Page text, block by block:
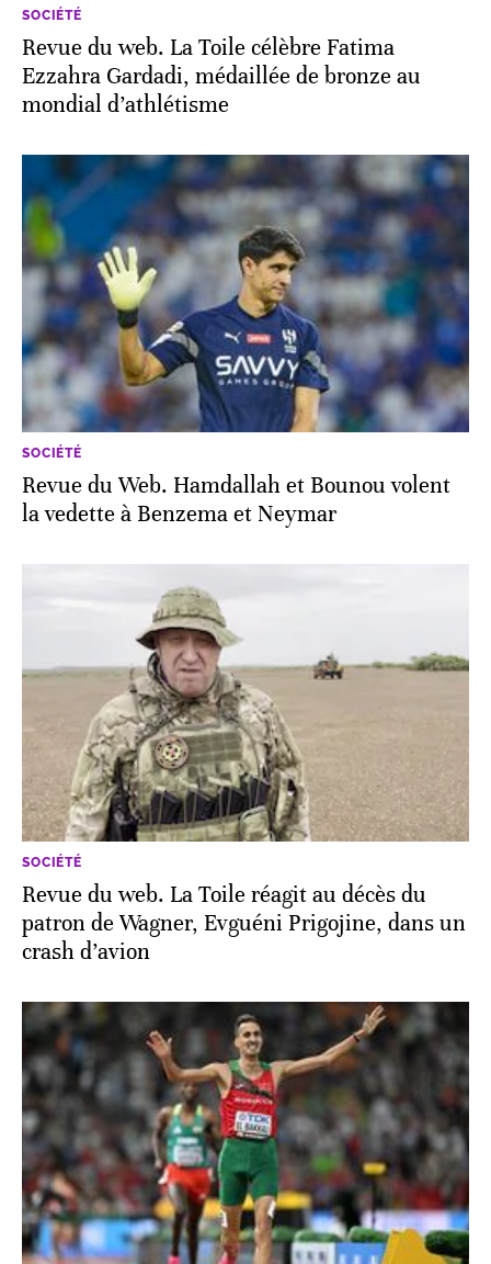
SOCIÉTÉ
Revue du web. La Toile célèbre Fatima
Ezzahra Gardadi, médaillée de bronze au
mondial d’athlétisme
SOCIÉTÉ
Revue du Web. Hamdallah et Bounou volent
la vedette à Benzema et Neymar
SOCIÉTÉ
Revue du web. La Toile réagit au décès du
patron de Wagner, Evguéni Prigojine, dans un
crash d’avion